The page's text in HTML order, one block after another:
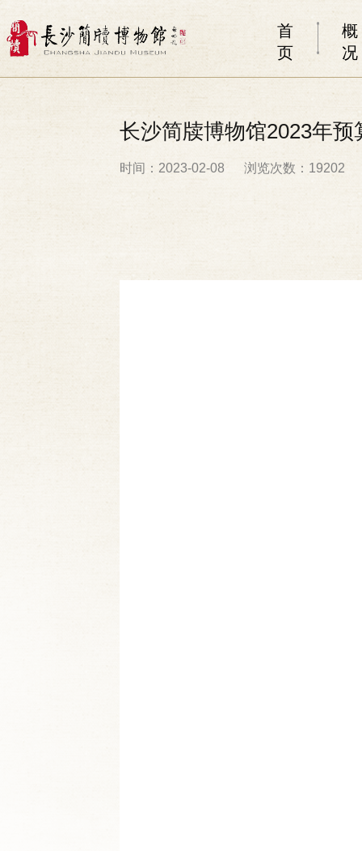
首
页
概
况
长沙简牍博物馆2023年预
时间：2023-02-08 浏览次数：19202